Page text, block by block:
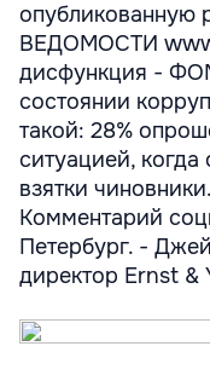
опубликованную
ВЕДОМОСТИ
дисфункция -
состоянии
такой: 28%
ситуацией,
взятки
Комментарий
Петербург. -
директор Ernst &